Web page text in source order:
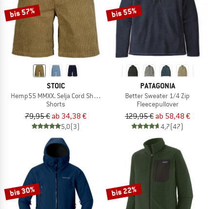
bis 57%
STOIC
Hemp55 MMXX. Selja Cord Shorts
Shorts
79,95 € ab 34,38 €
5,0(3)
bis 55%
PATAGONIA
Better Sweater 1/4 Zip
Fleecepullover
129,95 € ab 58,48 €
4,7(47)
bis 30% bis 22%